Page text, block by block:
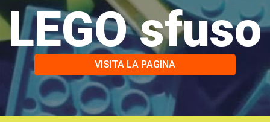
LEGO sfuso
VISITA LA PAGINA